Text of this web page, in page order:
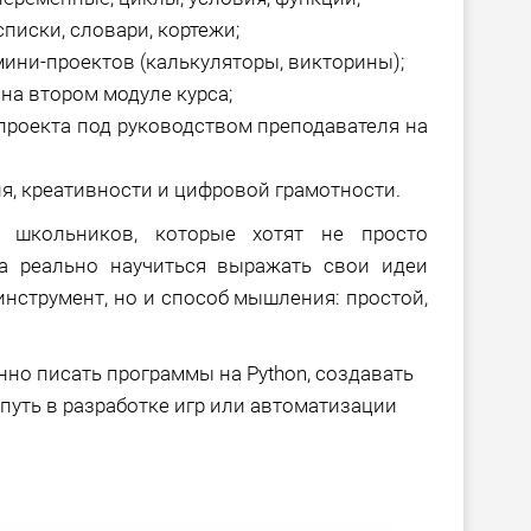
словари, кортежи;
проектов (калькуляторы, викторины);
втором модуле курса;
под руководством преподавателя на
креативности и цифровой грамотности.
школьников, которые хотят не просто
реально научиться выражать свои идеи
но и способ мышления: простой,
писать программы на Python, создавать
в разработке игр или автоматизации